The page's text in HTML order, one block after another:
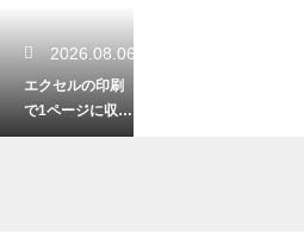
2026.08.06
エクセルの印刷
で1ページに収め
るコツ！はみ出